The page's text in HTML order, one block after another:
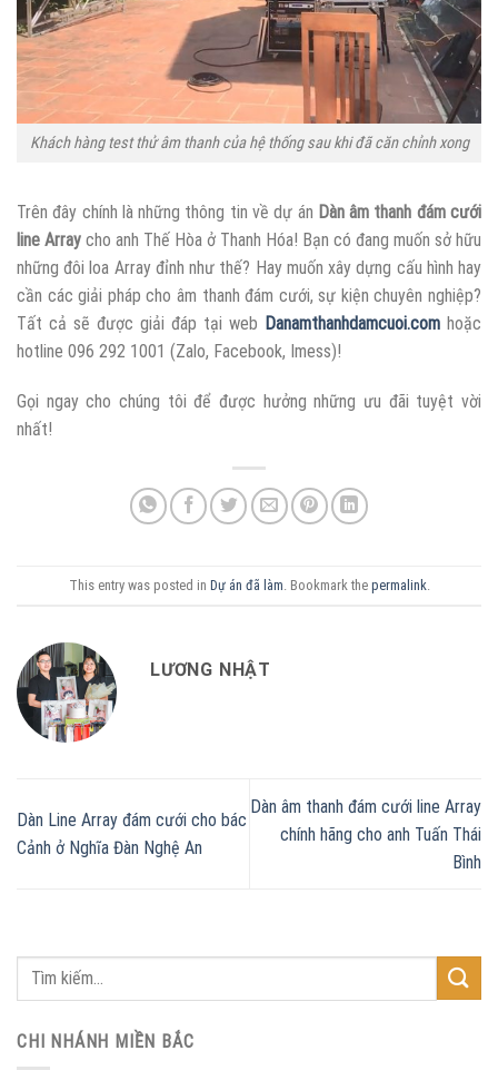
Khách hàng test thử âm thanh của hệ thống sau khi đã căn chỉnh xong
Trên đây chính là những thông tin về dự án Dàn âm thanh đám cưới
line Array cho anh Thế Hòa ở Thanh Hóa! Bạn có đang muốn sở hữu
những đôi loa Array đỉnh như thế? Hay muốn xây dựng cấu hình hay
cần các giải pháp cho âm thanh đám cưới, sự kiện chuyên nghiệp?
Tất cả sẽ được giải đáp tại web Danamthanhdamcuoi.com hoặc
hotline 096 292 1001 (Zalo, Facebook, Imess)!
Gọi ngay cho chúng tôi để được hưởng những ưu đãi tuyệt vời
nhất!
This entry was posted in Dự án đã làm . Bookmark the permalink
LƯƠNG NHẬT
Dàn Line Array đám cưới cho bác
Cảnh ở Nghĩa Đàn Nghệ An
Dàn âm thanh đám cưới line Array
chính hãng cho anh Tuấn Thái
Bình
CHI NHÁNH MIỀN BẮC